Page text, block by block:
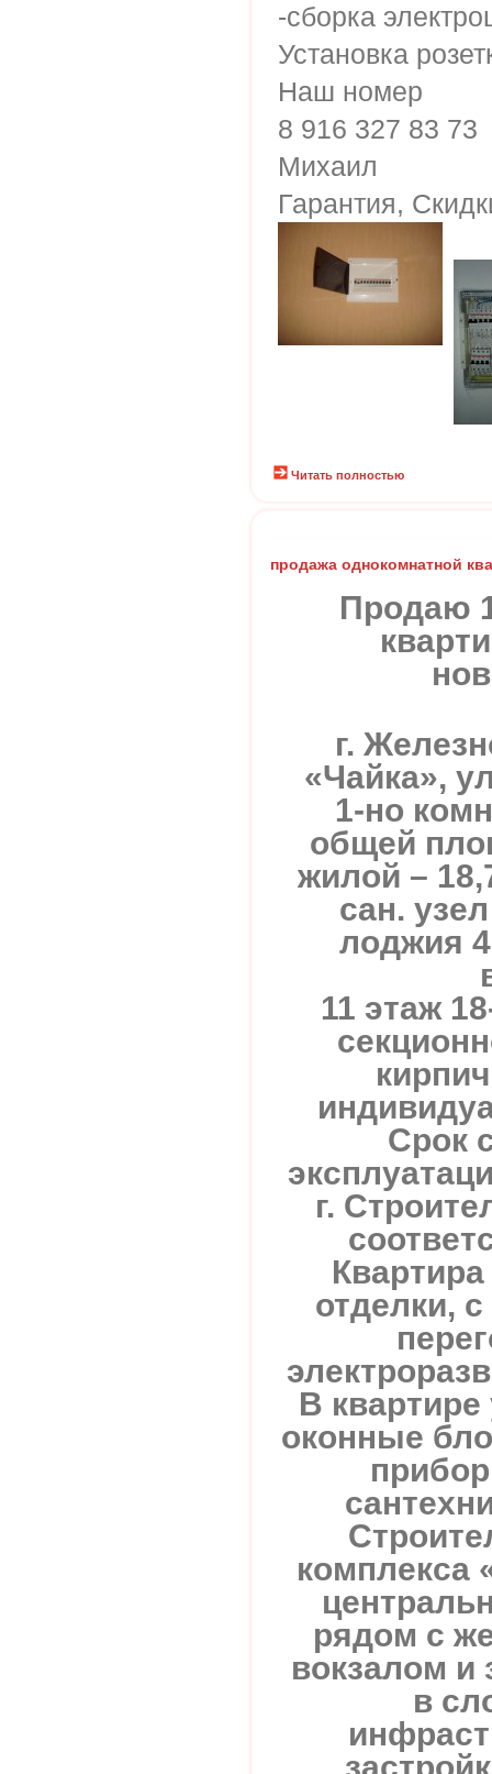
-сборка
Установка
Наш номер
8 916 327 83 73
Михаил
Гарантия,
Читать полностью
продажа однокомнатной
Продаю
г.
«Чайка»,
1-но
общей
жилой –
сан.
лоджия
11 этаж
Срок
г.
отделки,
В
оконные
комплекса
рядом с
вокзалом
в